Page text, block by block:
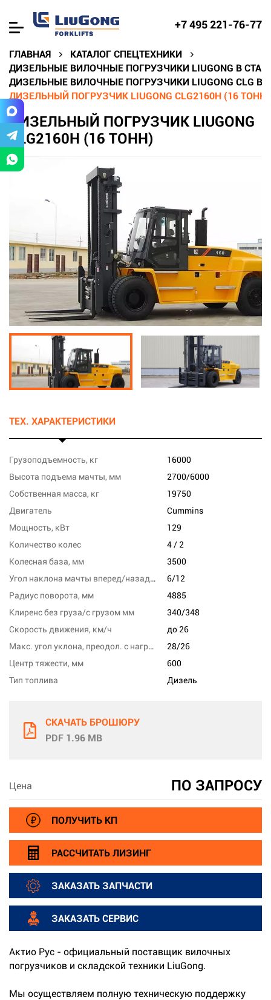
+7 495 221-76-77
ГЛАВНАЯ
КАТАЛОГ СПЕЦТЕХНИКИ
ДИЗЕЛЬНЫЕ ВИЛОЧНЫЕ ПОГРУЗЧИКИ LIUGONG В
ДИЗЕЛЬНЫЕ ВИЛОЧНЫЕ ПОГРУЗЧИКИ LIUGONG CLG В
ДИЗЕЛЬНЫЙ ПОГРУЗЧИК LIUGONG CLG2160H (16 ТОНН)
ДИЗЕЛЬНЫЙ ПОГРУЗЧИК LIUGONG
CLG2160H (16 ТОНН)
ТЕХ. ХАРАКТЕРИСТИКИ
Грузоподъемность, кг
16000
Высота подъема мачты, мм
2700/6000
Собственная масса, кг
19750
Двигатель
Cummins
Мощность, кВт
129
Количество колес
4 / 2
Колесная база, мм
3500
Угол наклона мачты вперед/назад, град
6/12
Радиус поворота, мм
4885
Клиренс без груза/с грузом мм
340/348
Скорость движения, км/ч
до 26
Макс. угол уклона, преодол. с нагрузкой, %
28/26
Центр тяжести, мм
600
Тип топлива
Дизель
СКАЧАТЬ БРОШЮРУ
PDF 1.96 MB
Цена ПО ЗАПРОСУ
ПОЛУЧИТЬ КП
РАССЧИТАТЬ ЛИЗИНГ
ЗАКАЗАТЬ ЗАПЧАСТИ
ЗАКАЗАТЬ СЕРВИС
Актио Рус - официальный поставщик вилочных
погрузчиков и складской техники LiuGong.
Мы осуществляем полную техническую поддержку